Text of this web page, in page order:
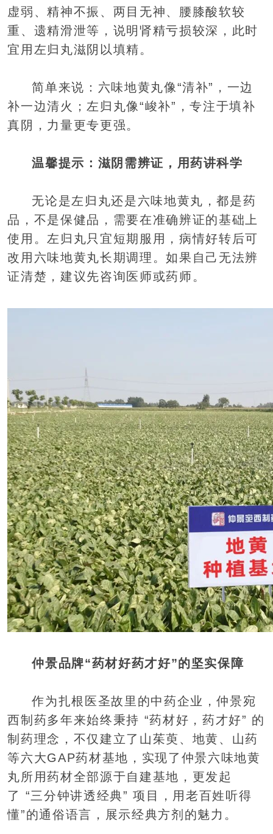
虚弱、精神不振、两目无神、腰膝酸软较
重、遗精滑泄等，说明肾精亏损较深，此时
宜用左归丸滋阴以填精。
简单来说：六味地黄丸像“清补”，一边
补一边清火；左归丸像“峻补”，专注于填补
真阴，力量更专更强。
温馨提示：滋阴需辨证，用药讲科学
无论是左归丸还是六味地黄丸，都是药
品，不是保健品，需要在准确辨证的基础上
使用。左归丸只宜短期服用，病情好转后可
改用六味地黄丸长期调理。如果自己无法辨
证清楚，建议先咨询医师或药师。
仲景品牌“药材好药才好”的坚实保障
作为扎根医圣故里的中药企业，仲景宛
西制药多年来始终秉持 “药材好，药才好” 的
制药理念，不仅建立了山茱萸、地黄、山药
等六大GAP药材基地，实现了仲景六味地黄
丸所用药材全部源于自建基地，更发起
了 “三分钟讲透经典” 项目，用老百姓听得
懂”的通俗语言，展示经典方剂的魅力。